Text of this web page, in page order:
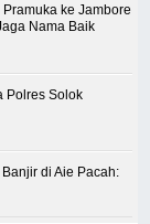
ke Jambore
Nama Baik
Polres Solok
di Aie Pacah: